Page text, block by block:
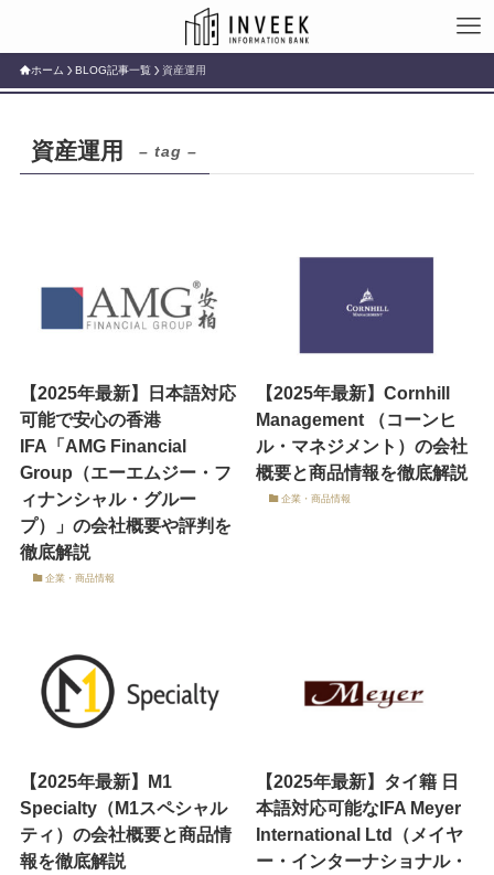
ホーム BLOG記事一覧 資産運用
資産運用 – tag –
【2025年最新】日本語対応
可能で安心の香港
IFA「AMG Financial
Group（エーエムジー・フ
ィナンシャル・グルー
プ）」の会社概要や評判を
徹底解説
企業・商品情報
【2025年最新】Cornhill
Management （コーンヒ
ル・マネジメント）の会社
概要と商品情報を徹底解説
企業・商品情報
【2025年最新】M1
Specialty（M1スペシャル
ティ）の会社概要と商品情
報を徹底解説
【2025年最新】タイ籍 日
本語対応可能なIFA Meyer
International Ltd（メイヤ
ー・インターナショナル・